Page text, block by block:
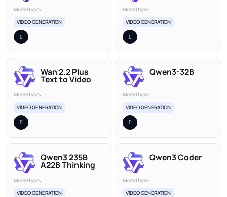
Model type:
VIDEO GENERATION
Model type:
VIDEO GENERATION
Wan 2.2 Plus
Text to Video
Model type:
VIDEO GENERATION
Qwen3-32B
Model type:
VIDEO GENERATION
Qwen3 235B
A22B Thinking
Model type:
VIDEO GENERATION
Qwen3 Coder
Model type:
VIDEO GENERATION